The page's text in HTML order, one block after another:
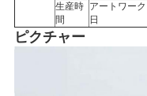
生産時
間
アートワー
日
ピクチャー